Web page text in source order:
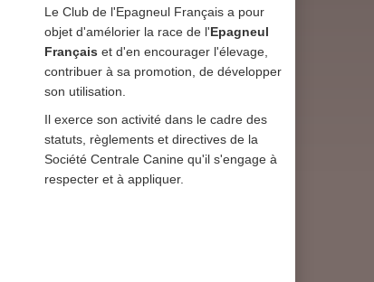
Le Club de l'Epagneul Français a pour
objet d'amélorier la race de l'Epagneul
Français et d'en encourager l'élevage,
contribuer à sa promotion, de développer
son utilisation.
Il exerce son activité dans le cadre des
statuts, règlements et directives de la
Société Centrale Canine qu'il s'engage à
respecter et à appliquer.